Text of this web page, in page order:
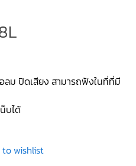
ลม ปิดเสียง สามารถฟังในที่ที่มี
บได้
to wishlist